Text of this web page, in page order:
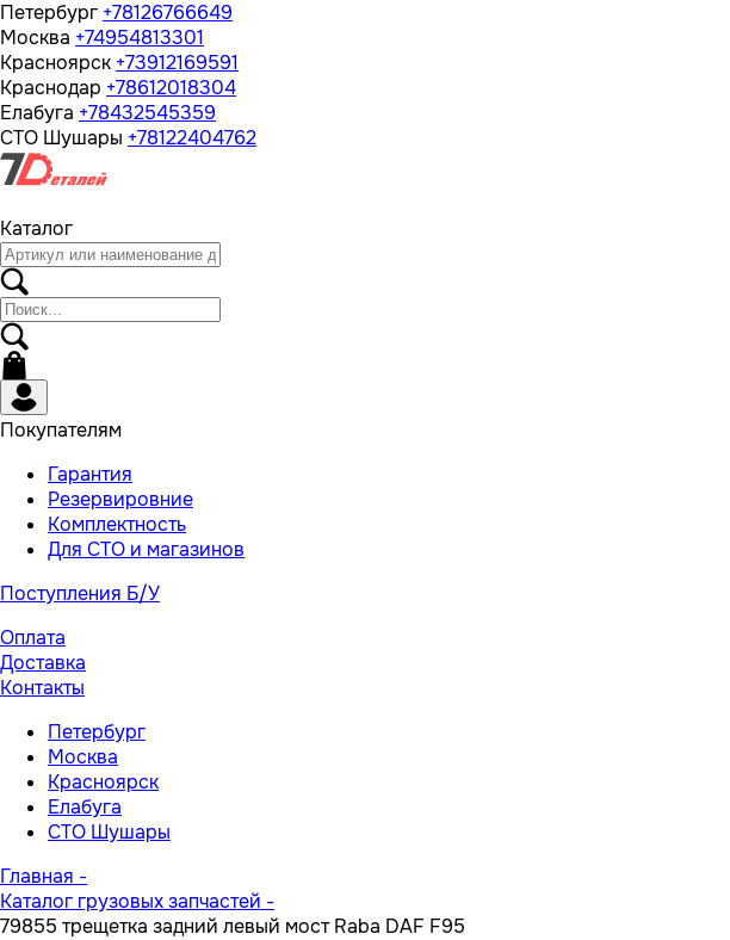
Петербург +78126766649
Москва +74954813301
Красноярск +73912169591
Краснодар +78612018304
Елабуга +78432545359
СТО Шушары +78122404762
Каталог
Покупателям
Гарантия
Резервировние
Комплектность
Для СТО и магазинов
Поступления Б/У
Оплата
Доставка
Контакты
Петербург
Москва
Красноярск
Елабуга
СТО Шушары
Главная -
Каталог грузовых запчастей -
79855 трещетка задний левый мост Raba DAF F95